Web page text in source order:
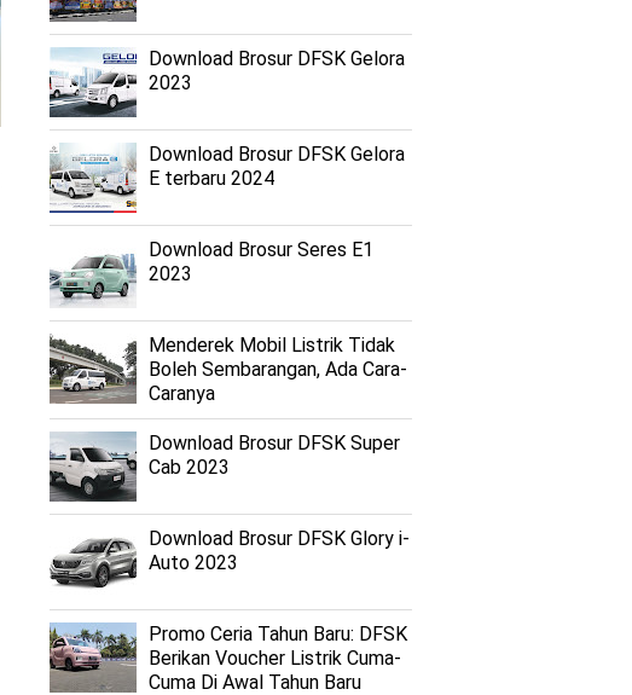
Download Brosur DFSK Gelora
2023
Download Brosur DFSK Gelora
E terbaru 2024
Download Brosur Seres E1
2023
Menderek Mobil Listrik Tidak
Boleh Sembarangan, Ada Cara-
Caranya
Download Brosur DFSK Super
Cab 2023
Download Brosur DFSK Glory i-
Auto 2023
Promo Ceria Tahun Baru: DFSK
Berikan Voucher Listrik Cuma-
Cuma Di Awal Tahun Baru